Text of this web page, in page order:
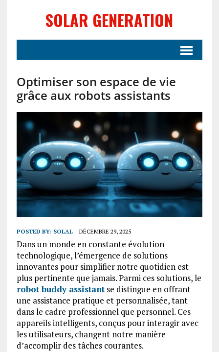
SOLAR GENERATION
Optimiser son espace de vie
grâce aux robots assistants
POSTED BY: SOLAL DÉCEMBRE 29, 2025
Dans un monde en constante évolution
technologique, l’émergence de solutions
innovantes pour simplifier notre quotidien est
plus pertinente que jamais. Parmi ces solutions, le
robot buddy assistantse distingue en offrant
une assistance pratique et personnalisée, tant
dans le cadre professionnel que personnel. Ces
appareils intelligents, conçus pour interagir avec
les utilisateurs, changent notre manière
d’accomplir des tâches courantes.